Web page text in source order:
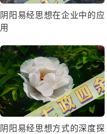
阴阳易经思想在企业中的应
用
阴阳易经思想方式的深度探